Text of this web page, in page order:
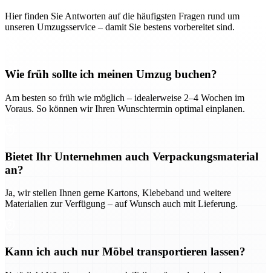
Hier finden Sie Antworten auf die häufigsten Fragen rund um
unseren Umzugsservice – damit Sie bestens vorbereitet sind.
Wie früh sollte ich meinen Umzug buchen?
Am besten so früh wie möglich – idealerweise 2–4 Wochen im
Voraus. So können wir Ihren Wunschtermin optimal einplanen.
Bietet Ihr Unternehmen auch Verpackungsmaterial
an?
Ja, wir stellen Ihnen gerne Kartons, Klebeband und weitere
Materialien zur Verfügung – auf Wunsch auch mit Lieferung.
Kann ich auch nur Möbel transportieren lassen?